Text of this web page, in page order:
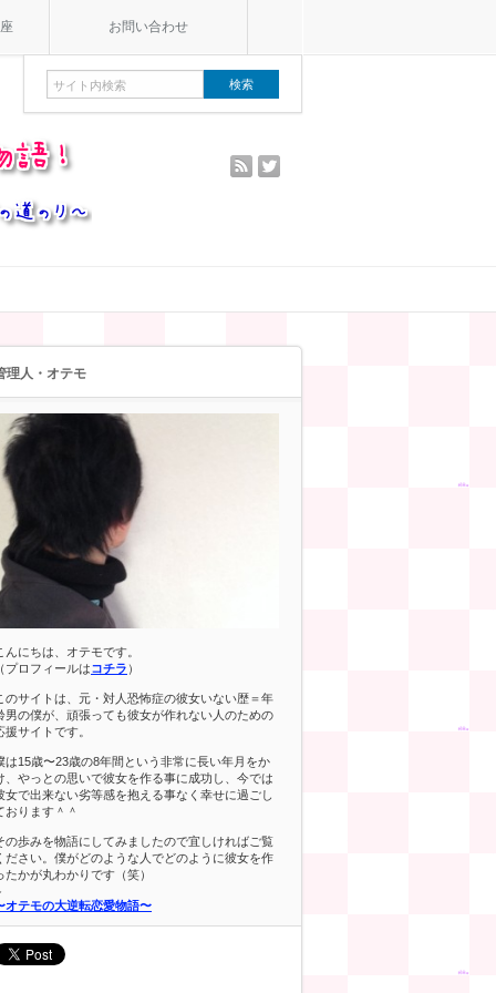
お問い合わせ
rss
理人・オテモ
んにちは、オテモです。
プロフィールはコチラ ）
のサイトは、元・対人恐怖症の彼女いない歴＝年
男の僕が、頑張っても彼女が作れない人のための
援サイトです。
は15歳〜23歳の8年間という非常に長い年月をか
、やっとの思いで彼女を作る事に成功し、今では
女で出来ない劣等感を抱える事なく幸せに過ごし
おります＾＾
の歩みを物語にしてみましたので宜しければご覧
ださい。僕がどのような人でどのように彼女を作
たかが丸わかりです（笑）
オテモの大逆転恋愛物語〜